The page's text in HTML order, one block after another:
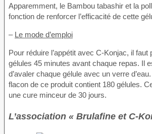
Apparemment, le Bambou tabashir et la
fonction de renforcer l’efficacité de cette
– Le mode d’emploi
Pour réduire l’appétit avec C-Konjac, il faut
gélules 45 minutes avant chaque repas. Il
d’avaler chaque gélule avec un verre
flacon de ce produit contient 180 gélules.
une cure minceur de 30 jours.
L’association « Brulafine et C-